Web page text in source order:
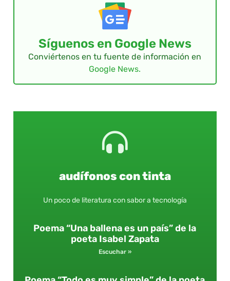
Síguenos en Google News
Conviértenos en tu fuente de información en
Google News.
audífonos con tinta
Un poco de literatura con sabor a tecnología
Poema “Una ballena es un país” de la
poeta Isabel Zapata
Escuchar »